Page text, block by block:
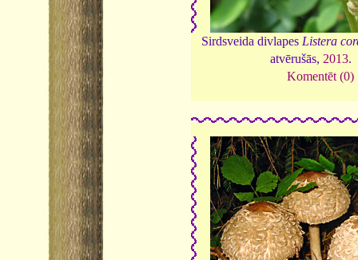
Sirdsveida divlapes Listera
atvērušās, 2013.
Komentēt (0)